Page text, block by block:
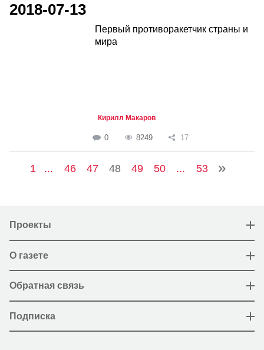
2018-07-13
Первый противоракетчик страны и
мира
Кирилл Макаров
0 8249 17
1 ... 46 47 48 49 50 ... 53
Проекты
О газете
Обратная связь
Подписка